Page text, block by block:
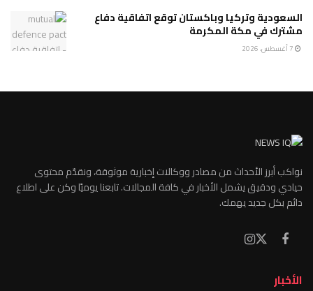
السعودية وتركيا وباكستان توقع اتفاقية دفاع
مشترك في مكة المكرمة
نواكب أبرز الأحداث من مصادر ووكالات إخبارية موثوقة، ونقدّم محتوى
حيادي ودقيق يشمل الأخبار في كافة المجالات. تابعنا يوميًا وكن على اطلاع
دائم بكل جديد يهمك.
الأخبار